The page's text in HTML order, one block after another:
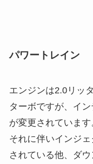
パワートレイン
エンジンは2.0リッ
ターボですが、イ
が変更されています
それに伴いインジ
されている他、ダ